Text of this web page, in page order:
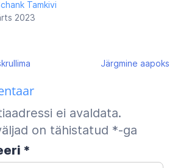
Tamkivi
2023
Järgmine aapoks
ei avaldata.
on tähistatud *-ga
*